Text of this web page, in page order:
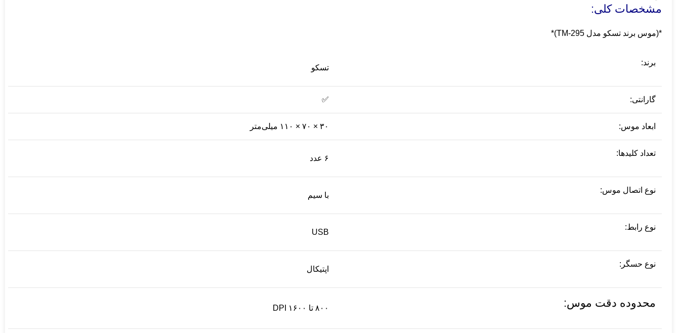
مشخصات کلی:
*(موس برند تسکو مدل TM-295)*
برند:
تسکو
گارانتی: ✅
ابعاد موس: ۳۰ × ۷۰ × ۱۱۰ میلی‌متر
تعداد کلیدها:
۶ عدد
نوع اتصال موس:
با سیم
نوع رابط:
USB
نوع حسگر:
اپتیکال
محدوده دقت موس: ۸۰۰ تا ۱۶۰۰ DPI